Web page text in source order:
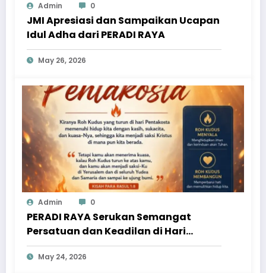
Admin 0
JMI Apresiasi dan Sampaikan Ucapan
Idul Adha dari PERADI RAYA
May 26, 2026
Admin 0
PERADI RAYA Serukan Semangat
Persatuan dan Keadilan di Hari
Pentakosta
May 24, 2026